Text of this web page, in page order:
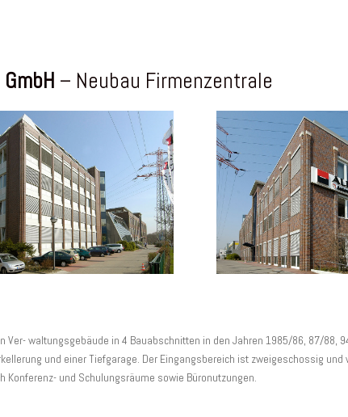
– Neubau Firmenzentrale
Ver- waltungsgebäude in 4 Bauabschnitten in den Jahren 1985/86, 87/88,
und einer Tiefgarage. Der Eingangsbereich ist zweigeschossig und
und Schulungsräume sowie Büronutzungen.